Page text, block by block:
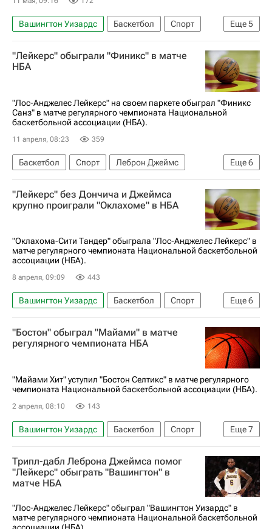
Еще5
Вашингтон Уизардс Баскетбол
Спорт
Бруклин
Егор Демин
Бруклин Нетс
Юта Джаз
НБА
"Лейкерс" обыграли "Финикс" в матче
НБА
"Лос-Анджелес Лейкерс" на своем паркете обыграл "Финикс
Санз" в матче регулярного чемпионата Национальной
баскетбольной ассоциации (НБА).
11 апреля, 08:23 359
Еще6
Баскетбол Спорт
Леброн Джеймс
Лос-Анджелес
Крис Пол
Диллон Брукс
Лос-Анджелес Лейкерс
Атланта Хокс
"Лейкерс" без Дончича и Джеймса
крупно проиграли "Оклахоме" в НБА
"Оклахома-Сити Тандер" обыграла "Лос-Анджелес Лейкерс" в
матче регулярного чемпионата Национальной баскетбольной
ассоциации (НБА).
8 апреля, 09:09 443
Еще6
Вашингтон Уизардс Баскетбол
Спорт
Лос-Анджелес
Руи Хатимура
Оклахома-Сити Тандер
Лука Дончич
"Бостон" обыграл "Майами" в матче
регулярного чемпионата НБА
"Майами Хит" уступил "Бостон Селтикс" в матче регулярного
чемпионата Национальной баскетбольной ассоциации (НБА).
2 апреля, 08:10 143
Еще7
Вашингтон Уизардс Баскетбол
Спорт
Владислав Голдин
Джейлен Браун
Джейсон Тейтум
Бэм Адебайо
Бостон Селтикс
Трипл-дабл Леброна Джеймса помог
"Лейкерс" обыграть "Вашингтон" в
матче НБА
"Лос-Анджелес Лейкерс" обыграл "Вашингтон Уизардс" в
матче регулярного чемпионата Национальной баскетбольной
ассоциации (НБА).